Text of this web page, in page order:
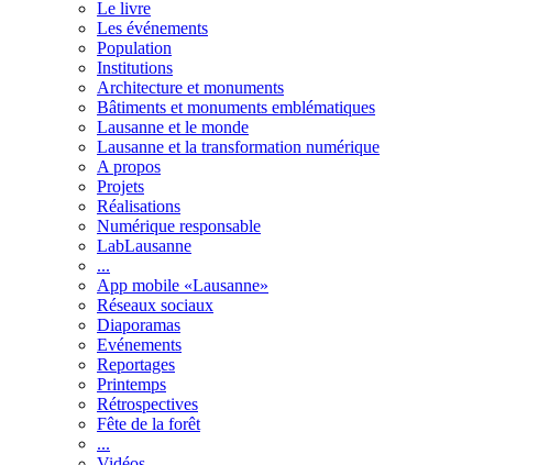
Le livre
Les événements
Population
Institutions
Architecture et monuments
Bâtiments et monuments emblématiques
Lausanne et le monde
Lausanne et la transformation numérique
A propos
Projets
Réalisations
Numérique responsable
LabLausanne
...
App mobile «Lausanne»
Réseaux sociaux
Diaporamas
Evénements
Reportages
Printemps
Rétrospectives
Fête de la forêt
...